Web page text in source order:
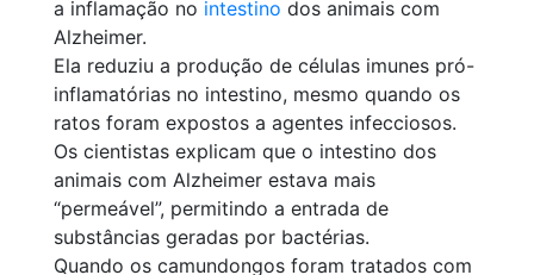
a inflamação no intestino dos animais com
Alzheimer.
Ela reduziu a produção de células imunes pró-
inflamatórias no intestino, mesmo quando os
ratos foram expostos a agentes infecciosos.
Os cientistas explicam que o intestino dos
animais com Alzheimer estava mais
“permeável”, permitindo a entrada de
substâncias geradas por bactérias.
Quando os camundongos foram tratados com